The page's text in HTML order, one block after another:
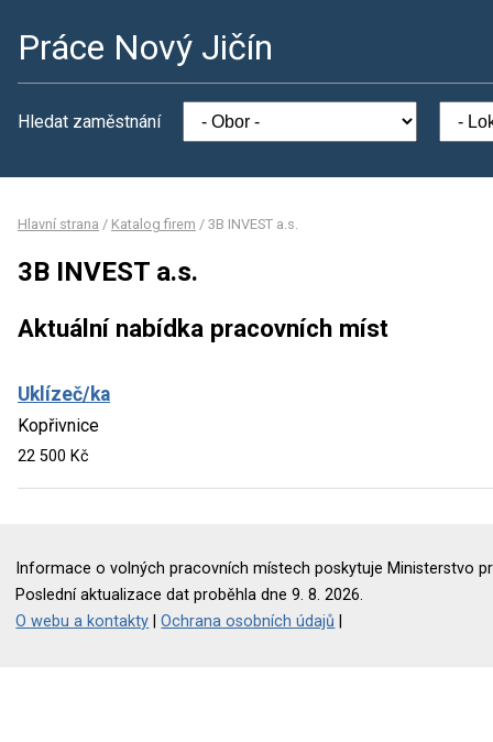
Práce Nový Jičín
Hledat zaměstnání
Hlavní strana / Katalog firem / 3B INVEST a.s.
3B INVEST a.s.
Aktuální nabídka pracovních míst
Uklízeč/ka
Kopřivnice
22 500 Kč
Informace o volných pracovních místech poskytuje Ministerstvo
Poslední aktualizace dat proběhla dne 9. 8. 2026.
O webu a kontakty |Ochrana osobních údajů